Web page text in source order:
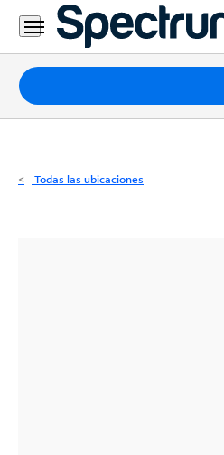
Residencial
Business
Paquetes
Internet
Todas las ubicaciones